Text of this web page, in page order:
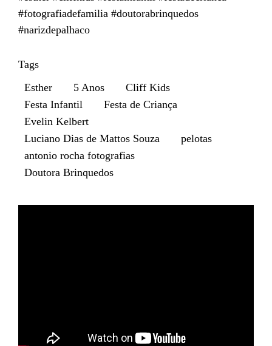
#fotografiadefamilia #doutorabrinquedos
#narizdepalhaco
Tags
Esther
5 Anos
Cliff Kids
Festa Infantil
Festa de Criança
Evelin Kelbert
Luciano Dias de Mattos Souza
pelotas
antonio rocha fotografias
Doutora Brinquedos